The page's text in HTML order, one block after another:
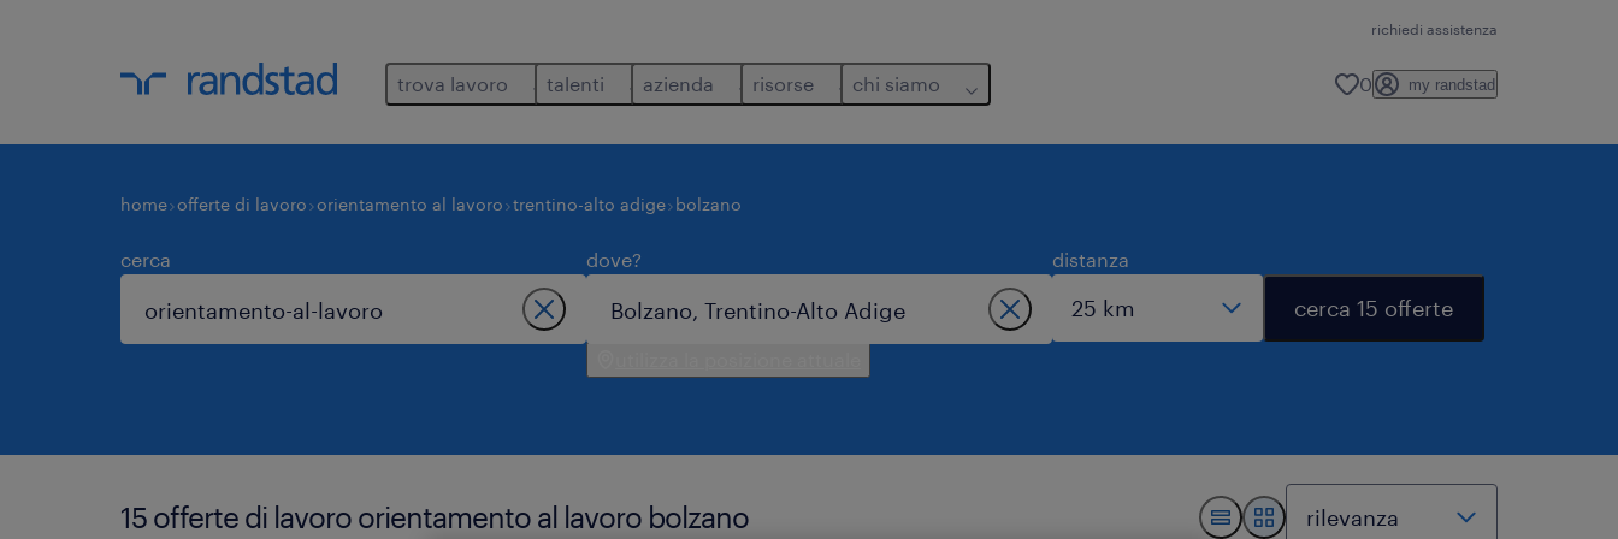
richiedi assistenza
trova lavoro talenti azienda risorse chi siamo 0 my randstad
home offerte di lavoro orientamento al lavoro trentino-alto adige bolzano
cerca dove? distanza
cerca 15 offerte
15 offerte di lavoro orientamento al lavoro bolzano